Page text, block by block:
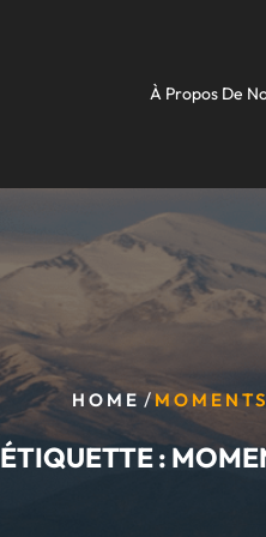
À Propos De
HOME/
ÉTIQUETTE :